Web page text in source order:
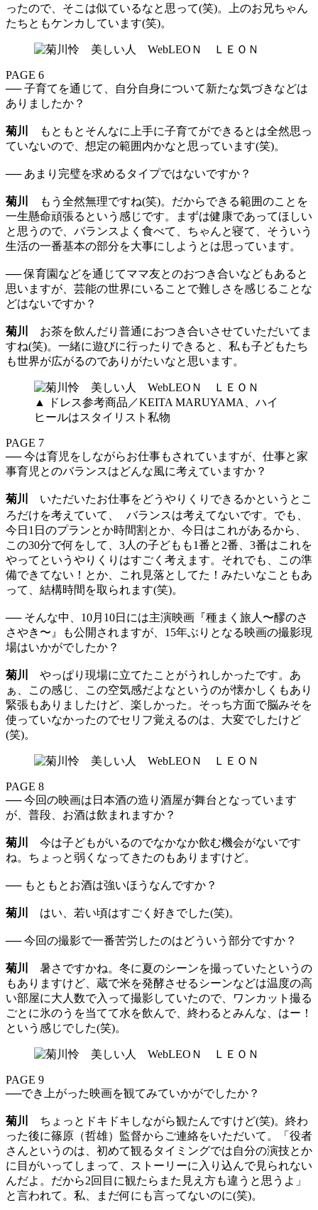
ったので、そこは似ているなと思って(笑)。上のお兄ちゃん
たちともケンカしています(笑)。
PAGE 6
── 子育てを通じて、自分自身について新たな気づきなどは
ありましたか？
菊川
もともとそんなに上手に子育てができるとは全然思っ
ていないので、想定の範囲内かなと思っています(笑)。
── あまり完璧を求めるタイプではないですか？
菊川
もう全然無理ですね(笑)。だからできる範囲のことを
一生懸命頑張るという感じです。まずは健康であってほしい
と思うので、バランスよく食べて、ちゃんと寝て、そういう
生活の一番基本の部分を大事にしようとは思っています。
── 保育園などを通じてママ友とのおつき合いなどもあると
思いますが、芸能の世界にいることで難しさを感じることな
どはないですか？
菊川
お茶を飲んだり普通におつき合いさせていただいてま
すね(笑)。一緒に遊びに行ったりできると、私も子どもたち
も世界が広がるのでありがたいなと思います。
▲ ドレス参考商品／KEITA MARUYAMA、ハイ
ヒールはスタイリスト私物
PAGE 7
── 今は育児をしながらお仕事もされていますが、仕事と家
事育児とのバランスはどんな風に考えていますか？
菊川
いただいたお仕事をどうやりくりできるかというとこ
ろだけを考えていて、 バランスは考えてないです。でも、
今日1日のプランとか時間割とか、今日はこれがあるから、
この30分で何をして、3人の子どもも1番と2番、3番はこれを
やってというやりくりはすごく考えます。それでも、この準
備できてない！とか、これ見落としてた！みたいなこともあ
って、結構時間を取られます(笑)。
── そんな中、10月10日には主演映画『種まく旅人〜醪のさ
さやき〜』も公開されますが、15年ぶりとなる映画の撮影現
場はいかがでしたか？
菊川
やっぱり現場に立てたことがうれしかったです。あ
ぁ、この感じ、この空気感だよなというのが懐かしくもあり
緊張もありましたけど、楽しかった。そっち方面で脳みそを
使っていなかったのでセリフ覚えるのは、大変でしたけど
(笑)。
PAGE 8
── 今回の映画は日本酒の造り酒屋が舞台となっています
が、普段、お酒は飲まれますか？
菊川
今は子どもがいるのでなかなか飲む機会がないです
ね。ちょっと弱くなってきたのもありますけど。
── もともとお酒は強いほうなんですか？
菊川 はい、若い頃はすごく好きでした(笑)。
── 今回の撮影で一番苦労したのはどういう部分ですか？
菊川
暑さですかね。冬に夏のシーンを撮っていたというの
もありますけど、蔵で米を発酵させるシーンなどは温度の高
い部屋に大人数で入って撮影していたので、ワンカット撮る
ごとに氷のうを当てて水を飲んで、終わるとみんな、はー！
という感じでした(笑)。
PAGE 9
──でき上がった映画を観てみていかがでしたか？
菊川
ちょっとドキドキしながら観たんですけど(笑)。終わ
った後に篠原（哲雄）監督からご連絡をいただいて。「役者
さんというのは、初めて観るタイミングでは自分の演技とか
に目がいってしまって、ストーリーに入り込んで見られない
んだよ。だから2回目に観たらまた見え方も違うと思うよ」
と言われて。私、まだ何にも言ってないのに(笑)。